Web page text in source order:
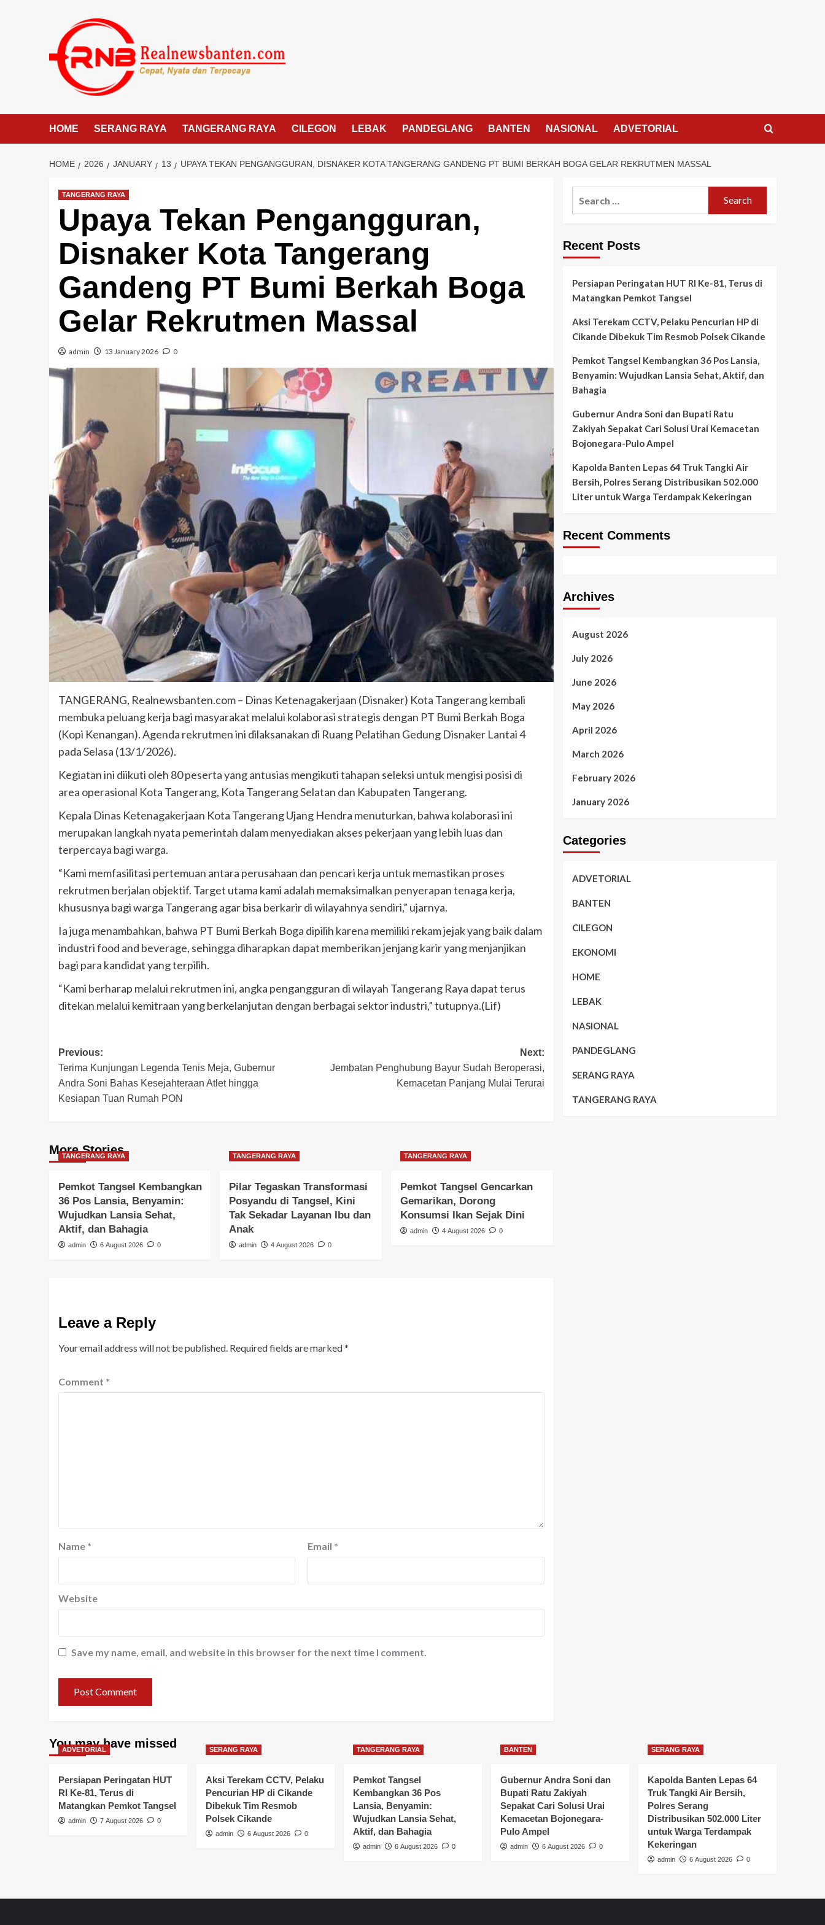
HOME SERANG RAYA TANGERANG RAYA CILEGON LEBAK PANDEGLANG BANTEN NASIONAL ADVETORIAL
HOME 2026 JANUARY 13 UPAYA TEKAN PENGANGGURAN, DISNAKER KOTA TANGERANG GANDENG PT BUMI BERKAH BOGA GELAR REKRUTMEN MASSAL
TANGERANG RAYA
Upaya Tekan Pengangguran,
Disnaker Kota Tangerang
Gandeng PT Bumi Berkah Boga
Gelar Rekrutmen Massal
admin 13 January 2026 0
TANGERANG, Realnewsbanten.com – Dinas Ketenagakerjaan (Disnaker) Kota Tangerang kembali
membuka peluang kerja bagi masyarakat melalui kolaborasi strategis dengan PT Bumi Berkah Boga
(Kopi Kenangan). Agenda rekrutmen ini dilaksanakan di Ruang Pelatihan Gedung Disnaker Lantai 4
pada Selasa (13/1/2026).
Kegiatan ini diikuti oleh 80 peserta yang antusias mengikuti tahapan seleksi untuk mengisi posisi di
area operasional Kota Tangerang, Kota Tangerang Selatan dan Kabupaten Tangerang.
Kepala Dinas Ketenagakerjaan Kota Tangerang Ujang Hendra menuturkan, bahwa kolaborasi ini
merupakan langkah nyata pemerintah dalam menyediakan akses pekerjaan yang lebih luas dan
terpercaya bagi warga.
“Kami memfasilitasi pertemuan antara perusahaan dan pencari kerja untuk memastikan proses
rekrutmen berjalan objektif. Target utama kami adalah memaksimalkan penyerapan tenaga kerja,
khususnya bagi warga Tangerang agar bisa berkarir di wilayahnya sendiri,” ujarnya.
Ia juga menambahkan, bahwa PT Bumi Berkah Boga dipilih karena memiliki rekam jejak yang baik dalam
industri food and beverage, sehingga diharapkan dapat memberikan jenjang karir yang menjanjikan
bagi para kandidat yang terpilih.
“Kami berharap melalui rekrutmen ini, angka pengangguran di wilayah Tangerang Raya dapat terus
ditekan melalui kemitraan yang berkelanjutan dengan berbagai sektor industri,” tutupnya.(Lif)
Post
navigation
Previous:
Terima Kunjungan Legenda Tenis Meja, Gubernur
Andra Soni Bahas Kesejahteraan Atlet hingga
Kesiapan Tuan Rumah PON
Next:
Jembatan Penghubung Bayur Sudah Beroperasi,
Kemacetan Panjang Mulai Terurai
More Stories
TANGERANG RAYA
Pemkot Tangsel Kembangkan
36 Pos Lansia, Benyamin:
Wujudkan Lansia Sehat,
Aktif, dan Bahagia
admin 6 August 2026 0
TANGERANG RAYA
Pilar Tegaskan Transformasi
Posyandu di Tangsel, Kini
Tak Sekadar Layanan Ibu dan
Anak
admin 4 August 2026 0
TANGERANG RAYA
Pemkot Tangsel Gencarkan
Gemarikan, Dorong
Konsumsi Ikan Sejak Dini
admin 4 August 2026 0
Leave a Reply
Your email address will not be published. Required fields are marked*
Comment *
Name * Email *
Website
Save my name, email, and website in this browser for the next time I comment.
Recent Posts
Persiapan Peringatan HUT RI Ke-81, Terus di
Matangkan Pemkot Tangsel
Aksi Terekam CCTV, Pelaku Pencurian HP di
Cikande Dibekuk Tim Resmob Polsek Cikande
Pemkot Tangsel Kembangkan 36 Pos Lansia,
Benyamin: Wujudkan Lansia Sehat, Aktif, dan
Bahagia
Gubernur Andra Soni dan Bupati Ratu
Zakiyah Sepakat Cari Solusi Urai Kemacetan
Bojonegara-Pulo Ampel
Kapolda Banten Lepas 64 Truk Tangki Air
Bersih, Polres Serang Distribusikan 502.000
Liter untuk Warga Terdampak Kekeringan
Recent Comments
Archives
August 2026
July 2026
June 2026
May 2026
April 2026
March 2026
February 2026
January 2026
Categories
ADVETORIAL
BANTEN
CILEGON
EKONOMI
HOME
LEBAK
NASIONAL
PANDEGLANG
SERANG RAYA
TANGERANG RAYA
You may have missed
ADVETORIAL
Persiapan Peringatan HUT
RI Ke-81, Terus di
Matangkan Pemkot Tangsel
admin 7 August 2026 0
SERANG RAYA
Aksi Terekam CCTV, Pelaku
Pencurian HP di Cikande
Dibekuk Tim Resmob
Polsek Cikande
admin 6 August 2026 0
TANGERANG RAYA
Pemkot Tangsel
Kembangkan 36 Pos
Lansia, Benyamin:
Wujudkan Lansia Sehat,
Aktif, dan Bahagia
admin 6 August 2026 0
BANTEN
Gubernur Andra Soni dan
Bupati Ratu Zakiyah
Sepakat Cari Solusi Urai
Kemacetan Bojonegara-
Pulo Ampel
admin 6 August 2026 0
SERANG RAYA
Kapolda Banten Lepas 64
Truk Tangki Air Bersih,
Polres Serang
Distribusikan 502.000 Liter
untuk Warga Terdampak
Kekeringan
admin 6 August 2026 0